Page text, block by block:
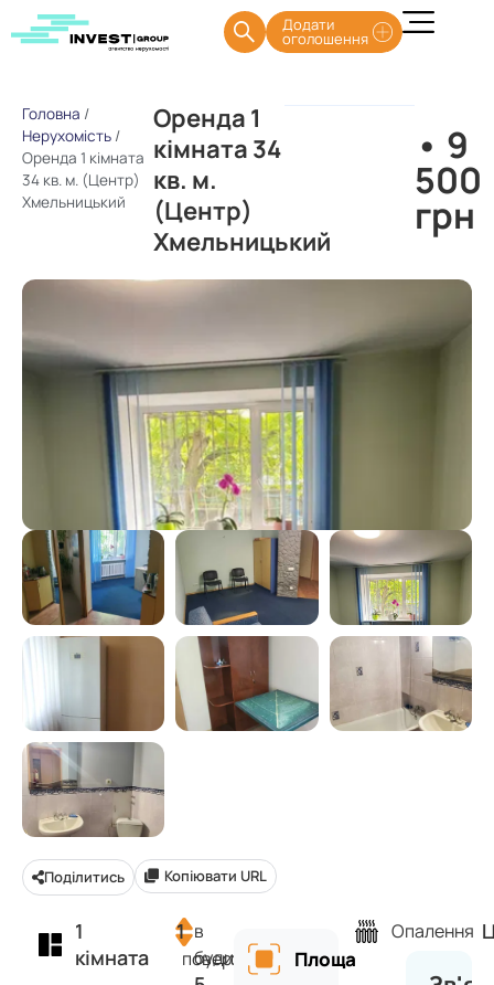
Додати
оголошення
Головна /
Нерухомість /
Оренда 1 кімната
34 кв. м. (Центр)
Хмельницький
Оренда 1
кімната 34
кв. м.
(Центр)
Хмельницький
• 9
500
грн
Поділитись Копіювати URL
1
кімната
1
поверх
в
будинку
Площа
Опалення